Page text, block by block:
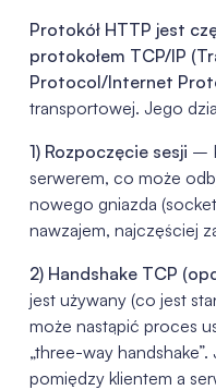
Protokół HTTP jest
protokołem TCP/IP
Protocol/Internet
transportowej. Jego
1) Rozpoczęcie sesji –
serwerem, co może
nowego gniazda
nawzajem, najczęściej
2) Handshake TCP
jest używany (co jest
może nastąpić proces
„three-way
pomiędzy klientem a